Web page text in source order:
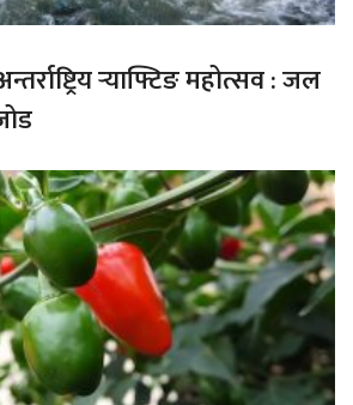
र्‍याफ्टिङ महोत्सव : जल